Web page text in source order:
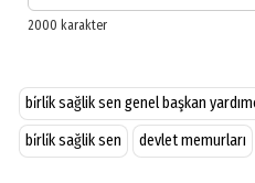
bi̇rli̇k sağlik sen genel başkan
bi̇rli̇k sağlik sen
devlet memurları